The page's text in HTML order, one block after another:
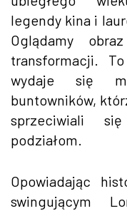
legendy kina i
Oglądamy
transformacji.
wydaje się
buntowników,
sprzeciwiali
podziałom.
Opowiadając
swingującym